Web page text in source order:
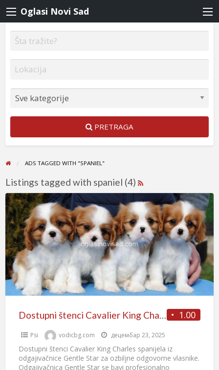
Oglasi Novi Sad
PRETRAGA
ADS TAGGED WITH "SPANIEL"
Listings tagged with spaniel (4)
1.00
Dostupni štenci Cavalier King Charles spanijela
Psi vodicbg.com децембар 23, 2025
Dostupni štenci Cavalier King Charles spanijela iz
odgajivačnice Gentle Star za ozbiljne odgovorne vlasnike.
Odgajivačnica Gentle Star se bavi profesionalno